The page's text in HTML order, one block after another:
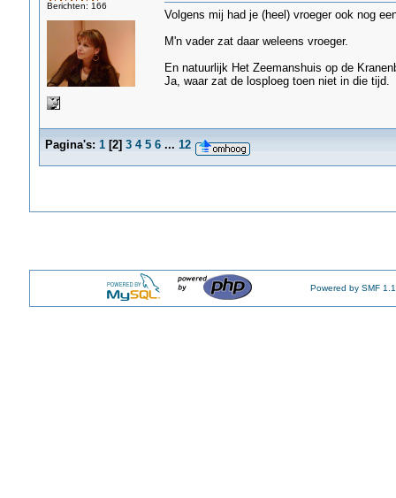
Berichten: 166
Volgens mij had je (heel) vroeger ook nog
M'n vader zat daar weleens vroeger.
En natuurlijk Het Zeemanshuis op de
Ja, waar zat de losploeg toen niet in die tijd.
Pagina's: 1[2] 3 4 5 6 ... 12
Powered by SMF